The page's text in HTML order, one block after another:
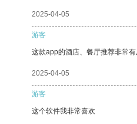
2025-04-05
游客
这款app的酒店、餐厅推荐非常
2025-04-05
游客
这个软件我非常喜欢